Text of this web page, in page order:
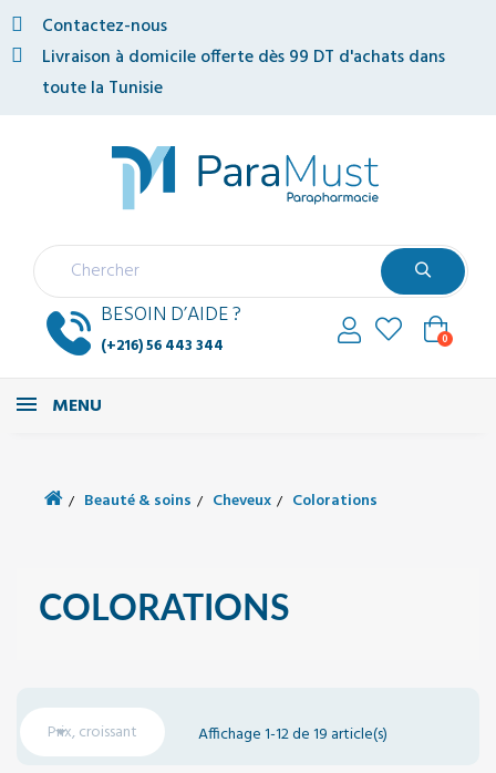
Contactez-nous
Livraison à domicile offerte dès 99 DT d'achats dans
toute la Tunisie
BESOIN D’AIDE ?
(+216) 56 443 344 0
MENU
Beauté & soins Cheveux Colorations
COLORATIONS
Prix, croissant
 Affichage 1-12 de 19 article(s)